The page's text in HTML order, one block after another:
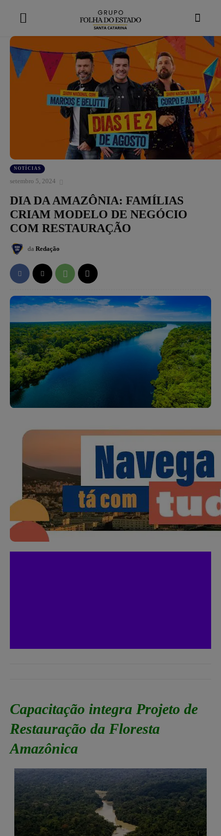
NOTÍCIAS
setembro 5, 2024
DIA DA AMAZÔNIA: FAMÍLIAS
CRIAM MODELO DE NEGÓCIO
COM RESTAURAÇÃO
da Redação
Capacitação integra Projeto de
Restauração da Floresta
Amazônica